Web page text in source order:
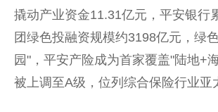
撬动产业资金11.31亿元， 平安银行
团绿色投融资规模约3198亿元，绿
园"， 平安产险成为首家覆盖"陆地+
被上调至A级，位列综合保险行业亚